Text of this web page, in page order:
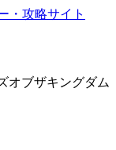
オブザキングダム